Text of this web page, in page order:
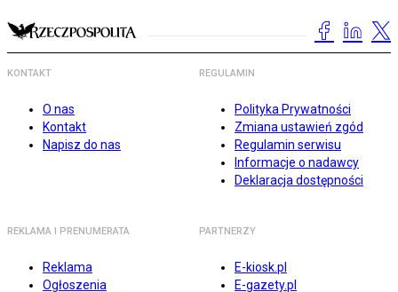
KONTAKT
O nas
Kontakt
Napisz do nas
REGULAMIN
Polityka Prywatności
Zmiana ustawień zgód
Regulamin serwisu
Informacje o nadawcy
Deklaracja dostępności
REKLAMA I PRENUMERATA
Reklama
Ogłoszenia
PARTNERZY
E-kiosk.pl
E-gazety.pl